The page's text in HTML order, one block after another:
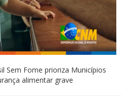
Sem Fome prioriza Municípios
alimentar grave